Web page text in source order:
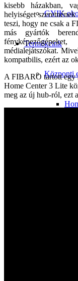
GYIK
Termékeink
Központi
kisebb házakban,
helyiséget
teszi, hogy ne csak a
más gyártók
médialejátszókat.
kompatbilis, ezért az
A FIBARO tartott egy
Home Center 3 Lite
meg az új hub-ról, ezt